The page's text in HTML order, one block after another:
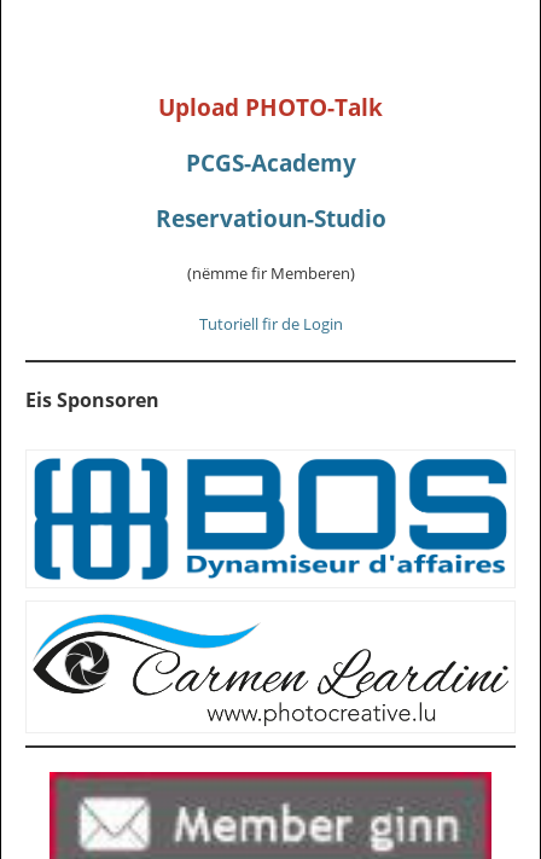
Upload PHOTO-Talk
PCGS-Academy
Reservatioun-Studio
(nëmme fir Memberen)
Tutoriell fir de Login
Eis Sponsoren